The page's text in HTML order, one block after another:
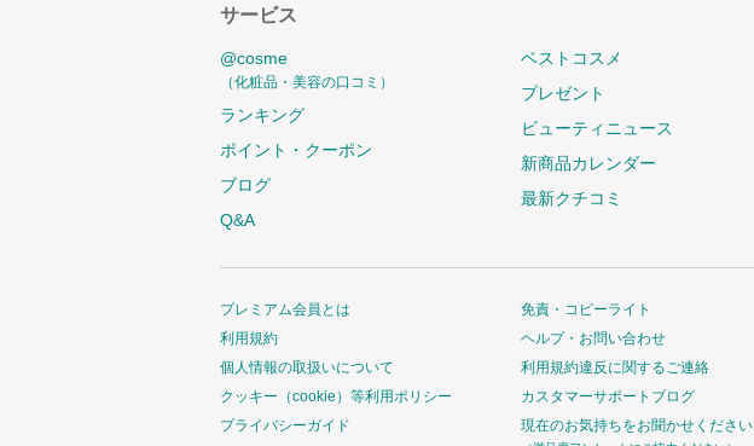
サービス
@cosme
（化粧品・美容の口コミ）
ランキング
ポイント・クーポン
ブログ
Q&A
ベストコスメ
プレゼント
ビューティニュース
新商品カレンダー
最新クチコミ
プレミアム会員とは
利用規約
個人情報の取扱いについて
クッキー（cookie）等利用ポリシー
プライバシーガイド
免責・コピーライト
ヘルプ・お問い合わせ
利用規約違反に関するご連絡
カスタマーサポートブログ
現在のお気持ちをお聞かせください